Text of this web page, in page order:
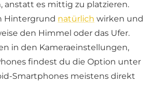
es mittig zu platzieren.
Hintergrund natürlich wirken und
den Himmel oder das Ufer.
in den Kameraeinstellungen,
findest du die Option unter
Smartphones meistens direkt